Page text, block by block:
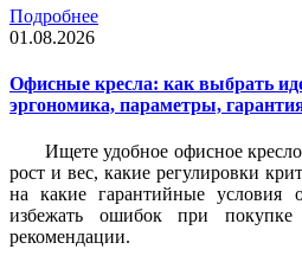
Подробнее
01.08.2026
Офисные кресла: как выбрать
эргономика, параметры,
Ищете удобное офисное
рост и вес, какие регулировки
на какие гарантийные условия
избежать ошибок при
рекомендации.